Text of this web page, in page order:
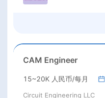
CAM Engineer
15~20K 人民币/每月
Circuit Engineering LLC